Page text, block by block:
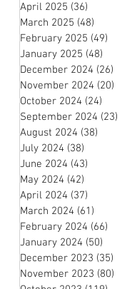
April 2025 (36)
March 2025 (48)
February 2025 (49)
January 2025 (48)
December 2024 (26)
November 2024 (20)
October 2024 (24)
September 2024 (23)
August 2024 (38)
July 2024 (38)
June 2024 (43)
May 2024 (42)
April 2024 (37)
March 2024 (61)
February 2024 (66)
January 2024 (50)
December 2023 (35)
November 2023 (80)